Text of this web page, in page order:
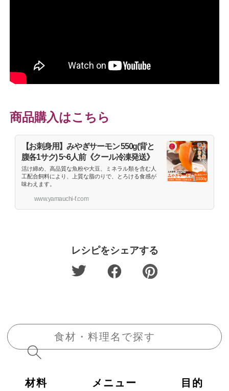
商品購入はこちら
【お刺身用】みやぎサーモン 550g(背と
腹各1サク) 5~6人前《クール冷凍発送》
活け締め、高品質な魚粉や大豆、ミネラル類を含む人
工配合飼料により、上質な脂のりで、とろける食感が
味わえます。
www.yamauchi-f.com
レシピをシェアする
材料 メニュー 目的